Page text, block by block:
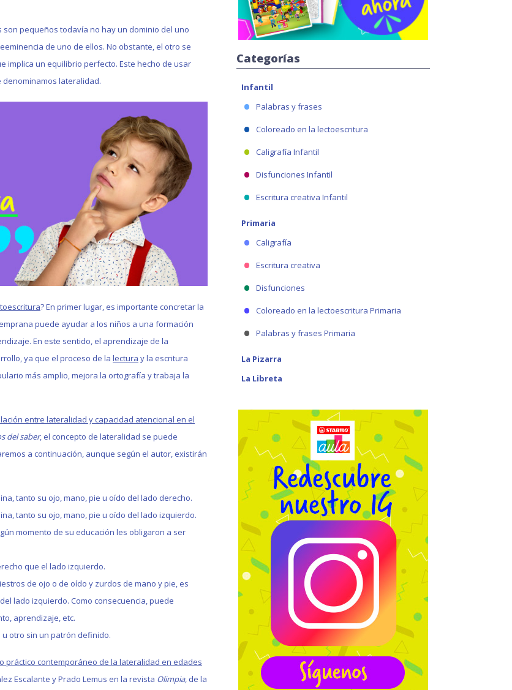
pequeños todavía no hay un dominio del uno
de uno de ellos. No obstante, el otro se
implica un equilibrio perfecto. Este hecho de usar
lateralidad.
? En primer lugar, es importante concretar la
puede ayudar a los niños a una formación
En este sentido, el aprendizaje de la
ya que el proceso de la lectura y la escritura
más amplio, mejora la ortografía y trabaja la
entre lateralidad y capacidad atencional en el
del saber, el concepto de lateralidad se puede
a continuación, aunque según el autor, existirán
tanto su ojo, mano, pie u oído del lado derecho.
tanto su ojo, mano, pie u oído del lado izquierdo.
momento de su educación les obligaron a ser
que el lado izquierdo.
de ojo o de oído y zurdos de mano y pie, es
lado izquierdo. Como consecuencia, puede
aprendizaje, etc.
otro sin un patrón definido.
práctico contemporáneo de la lateralidad en edades
Escalante y Prado Lemus en la revista Olimpia, de la
Categorías
Infantil
Palabras y frases
Coloreado en la lectoescritura
Caligrafía Infantil
Disfunciones Infantil
Escritura creativa Infantil
Primaria
Caligrafía
Escritura creativa
Disfunciones
Coloreado en la lectoescritura Primaria
Palabras y frases Primaria
La Pizarra
La Libreta